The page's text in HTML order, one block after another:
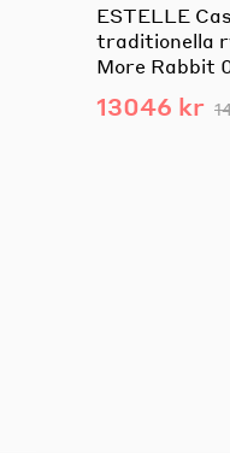
ESTELLE
traditionella
More Rabbit
13046 kr